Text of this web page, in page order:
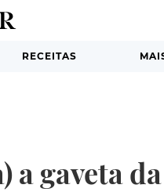
RECEITAS
a gaveta